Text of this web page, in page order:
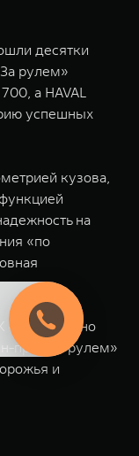
десятки
рулем»
а HAVAL
успешных
кузова,
на
«по
400 успешно
при «За рулем»
и